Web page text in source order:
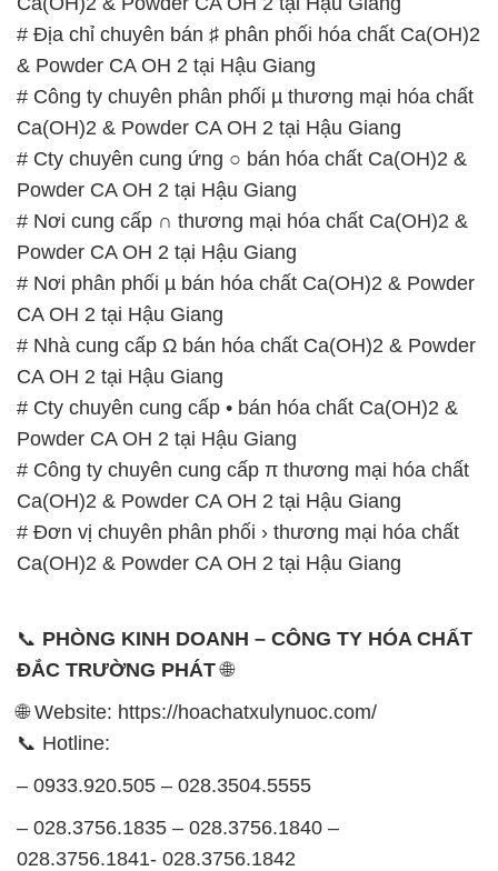
# Địa chỉ chuyên bán ♯ phân phối hóa chất Ca(OH)2
& Powder CA OH 2 tại Hậu Giang
# Công ty chuyên phân phối µ thương mại hóa chất
Ca(OH)2 & Powder CA OH 2 tại Hậu Giang
# Cty chuyên cung ứng ○ bán hóa chất Ca(OH)2 &
Powder CA OH 2 tại Hậu Giang
# Nơi cung cấp ∩ thương mại hóa chất Ca(OH)2 &
Powder CA OH 2 tại Hậu Giang
# Nơi phân phối µ bán hóa chất Ca(OH)2 & Powder
CA OH 2 tại Hậu Giang
# Nhà cung cấp Ω bán hóa chất Ca(OH)2 & Powder
CA OH 2 tại Hậu Giang
# Cty chuyên cung cấp • bán hóa chất Ca(OH)2 &
Powder CA OH 2 tại Hậu Giang
# Công ty chuyên cung cấp π thương mại hóa chất
Ca(OH)2 & Powder CA OH 2 tại Hậu Giang
# Đơn vị chuyên phân phối › thương mại hóa chất
Ca(OH)2 & Powder CA OH 2 tại Hậu Giang
📞 PHÒNG KINH DOANH – CÔNG TY HÓA CHẤT
ĐẮC TRƯỜNG PHÁT🌐
🌐 Website: https://hoachatxulynuoc.com/
📞 Hotline:
– 0933.920.505 – 028.3504.5555
– 028.3756.1835 – 028.3756.1840 –
028.3756.1841- 028.3756.1842